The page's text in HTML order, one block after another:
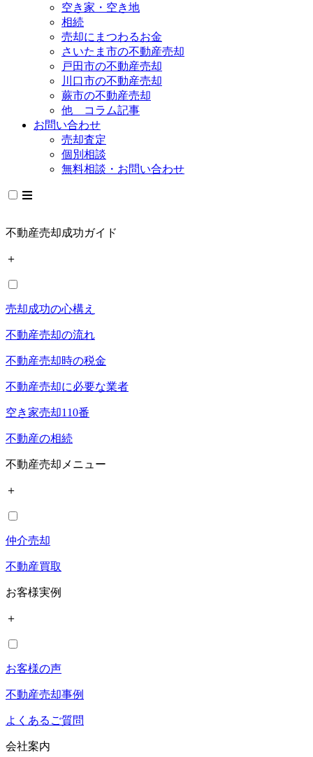
空き家・空き地
相続
売却にまつわるお金
さいたま市の不動産売却
戸田市の不動産売却
川口市の不動産売却
蕨市の不動産売却
他 コラム記事
お問い合わせ
売却査定
個別相談
無料相談・お問い合わせ
不動産売却成功ガイド
＋
売却成功の心構え
不動産売却の流れ
不動産売却時の税金
不動産売却に必要な業者
空き家売却110番
不動産の相続
不動産売却メニュー
＋
仲介売却
不動産買取
お客様実例
＋
お客様の声
不動産売却事例
よくあるご質問
会社案内